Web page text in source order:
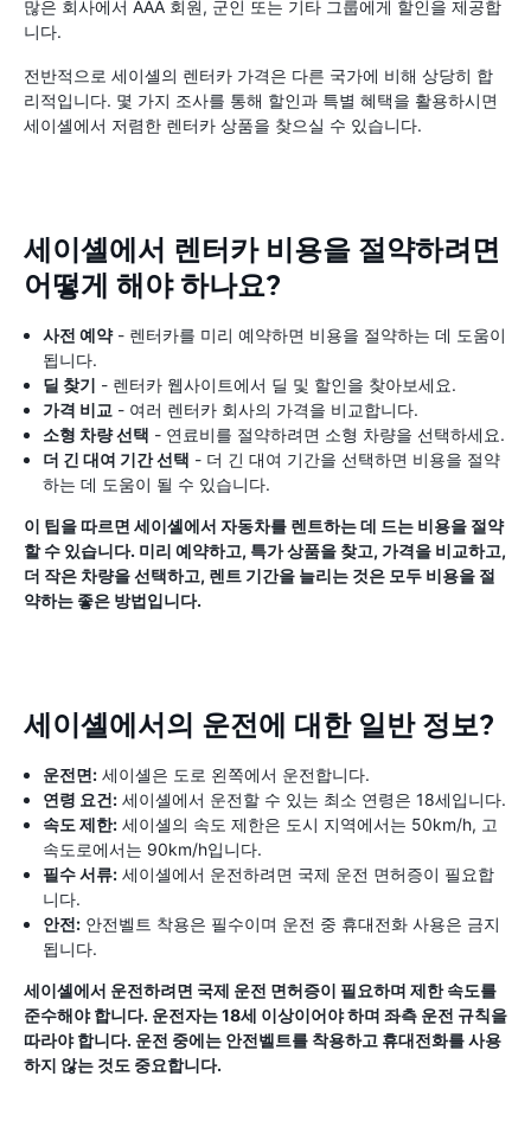
많은 회사에서 AAA 회원, 군인 또는 기타 그룹에게 할인을 제공합
니다.
전반적으로 세이셸의 렌터카 가격은 다른 국가에 비해 상당히 합
리적입니다. 몇 가지 조사를 통해 할인과 특별 혜택을 활용하시면
세이셸에서 저렴한 렌터카 상품을 찾으실 수 있습니다.
세이셸에서 렌터카 비용을 절약하려면
어떻게 해야 하나요?
사전 예약- 렌터카를 미리 예약하면 비용을 절약하는 데 도움이
됩니다.
딜 찾기 - 렌터카 웹사이트에서 딜 및 할인을 찾아보세요.
가격 비교 - 여러 렌터카 회사의 가격을 비교합니다.
소형 차량 선택 - 연료비를 절약하려면 소형 차량을 선택하세요.
더 긴 대여 기간 선택 - 더 긴 대여 기간을 선택하면 비용을 절약
하는 데 도움이 될 수 있습니다.
이 팁을 따르면 세이셸에서 자동차를 렌트하는 데 드는 비용을 절약
할 수 있습니다. 미리 예약하고, 특가 상품을 찾고, 가격을 비교하고,
더 작은 차량을 선택하고, 렌트 기간을 늘리는 것은 모두 비용을 절
약하는 좋은 방법입니다.
세이셸에서의 운전에 대한 일반 정보?
운전면: 세이셸은 도로 왼쪽에서 운전합니다.
연령 요건: 세이셸에서 운전할 수 있는 최소 연령은 18세입니다.
속도 제한: 세이셸의 속도 제한은 도시 지역에서는 50km/h, 고
속도로에서는 90km/h입니다.
필수 서류: 세이셸에서 운전하려면 국제 운전 면허증이 필요합
니다.
안전: 안전벨트 착용은 필수이며 운전 중 휴대전화 사용은 금지
됩니다.
세이셸에서 운전하려면 국제 운전 면허증이 필요하며 제한 속도를
준수해야 합니다. 운전자는 18세 이상이어야 하며 좌측 운전 규칙을
따라야 합니다. 운전 중에는 안전벨트를 착용하고 휴대전화를 사용
하지 않는 것도 중요합니다.